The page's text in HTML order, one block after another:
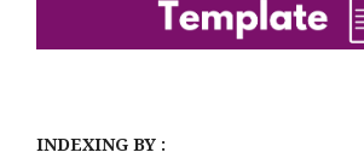
INDEXING BY :